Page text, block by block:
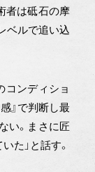
者は砥石の摩
ベルで追い込
コンディショ
』で判断し最
い。まさに匠
た」と話す。